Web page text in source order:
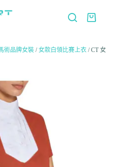
術品牌女裝/女款白領比賽上衣/ CT 女